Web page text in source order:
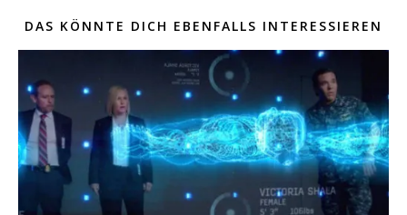
DAS KÖNNTE DICH EBENFALLS INTERESSIEREN